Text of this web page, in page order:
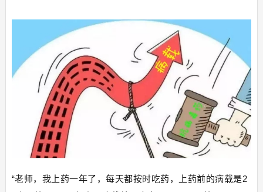
“老师，我上药一年了，每天都按时吃药，上药前的病载是2